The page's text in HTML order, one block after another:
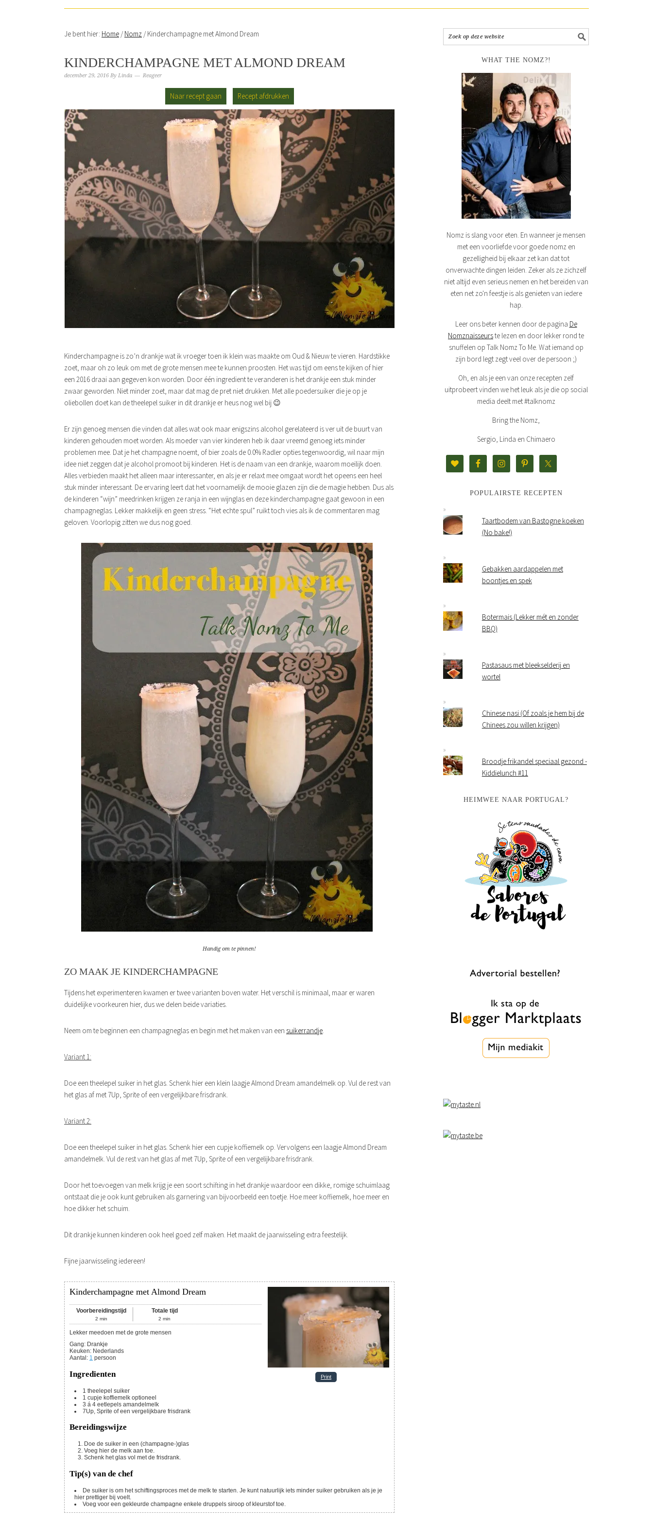
Je bent hier: Home / Nomz /Kinderchampagne met Almond Dream
KINDERCHAMPAGNE MET ALMOND DREAM
december 29, 2016 By Linda Reageer
Naar recept gaan Recept afdrukken
Kinderchampagne is zo’n drankje wat ik vroeger toen ik klein was maakte om Oud & Nieuw te vieren. Hardstikke
zoet, maar oh zo leuk om met de grote mensen mee te kunnen proosten. Het was tijd om eens te kijken of hier
een 2016 draai aan gegeven kon worden. Door één ingredient te veranderen is het drankje een stuk minder
zwaar geworden. Niet minder zoet, maar dat mag de pret niet drukken. Met alle poedersuiker die je op je
oliebollen doet kan de theelepel suiker in dit drankje er heus nog wel bij 😉
Er zijn genoeg mensen die vinden dat alles wat ook maar enigszins alcohol gerelateerd is ver uit de buurt van
kinderen gehouden moet worden. Als moeder van vier kinderen heb ik daar vreemd genoeg iets minder
problemen mee. Dat je het champagne noemt, of bier zoals de 0.0% Radler opties tegenwoordig, wil naar mijn
idee niet zeggen dat je alcohol promoot bij kinderen. Het is de naam van een drankje, waarom moeilijk doen.
Alles verbieden maakt het alleen maar interessanter, en als je er relaxt mee omgaat wordt het opeens een heel
stuk minder interessant. De ervaring leert dat het voornamelijk de mooie glazen zijn die de magie hebben. Dus als
de kinderen “wijn” meedrinken krijgen ze ranja in een wijnglas en deze kinderchampagne gaat gewoon in een
champagneglas. Lekker makkelijk en geen stress. “Het echte spul” ruikt toch vies als ik de commentaren mag
geloven. Voorlopig zitten we dus nog goed.
Handig om te pinnen!
ZO MAAK JE KINDERCHAMPAGNE
Tijdens het experimenteren kwamen er twee varianten boven water. Het verschil is minimaal, maar er waren
duidelijke voorkeuren hier, dus we delen beide variaties.
Neem om te beginnen een champagneglas en begin met het maken van een suikerrandje.
Variant 1:
Doe een theelepel suiker in het glas. Schenk hier een klein laagje Almond Dream amandelmelk op. Vul de rest van
het glas af met 7Up, Sprite of een vergelijkbare frisdrank.
Variant 2:
Doe een theelepel suiker in het glas. Schenk hier een cupje koffiemelk op. Vervolgens een laagje Almond Dream
amandelmelk. Vul de rest van het glas af met 7Up, Sprite of een vergelijkbare frisdrank.
Door het toevoegen van melk krijg je een soort schifting in het drankje waardoor een dikke, romige schuimlaag
ontstaat die je ook kunt gebruiken als garnering van bijvoorbeeld een toetje. Hoe meer koffiemelk, hoe meer en
hoe dikker het schuim.
Dit drankje kunnen kinderen ook heel goed zelf maken. Het maakt de jaarwisseling extra feestelijk.
Fijne jaarwisseling iedereen!
Print
Kinderchampagne met Almond Dream
Voorbereidingstijd
2 min
Totale tijd
2 min
Lekker meedoen met de grote mensen
Gang: Drankje
Keuken: Nederlands
Aantal : 1 persoon
Ingredienten
1 theelepel suiker
1 cupje koffiemelk optioneel
3 á 4 eetlepels amandelmelk
7Up, Sprite of een vergelijkbare frisdrank
Bereidingswijze
Doe de suiker in een (champagne-)glas
Voeg hier de melk aan toe.
Schenk het glas vol met de frisdrank.
Tip(s) van de chef
De suiker is om het schiftingsproces met de melk te starten. Je kunt natuurlijk iets minder suiker gebruiken als je je
hier prettiger bij voelt.
Voeg voor een gekleurde champagne enkele druppels siroop of kleurstof toe.
WHAT THE NOMZ?!
Nomz is slang voor eten. En wanneer je mensen
met een voorliefde voor goede nomz en
gezelligheid bij elkaar zet kan dat tot
onverwachte dingen leiden. Zeker als ze zichzelf
niet altijd even serieus nemen en het bereiden van
eten net zo'n feestje is als genieten van iedere
hap.
Leer ons beter kennen door de pagina De
Nomznaisseurste lezen en door lekker rond te
snuffelen op Talk Nomz To Me. Wat iemand op
zijn bord legt zegt veel over de persoon ;)
Oh, en als je een van onze recepten zelf
uitprobeert vinden we het leuk als je die op social
media deelt met #talknomz
Bring the Nomz,
Sergio, Linda en Chimaero
POPULAIRSTE RECEPTEN
Taartbodem van Bastogne koeken
(No bake!)
Gebakken aardappelen met
boontjes en spek
Botermais (Lekker mét en zonder
BBQ)
Pastasaus met bleekselderij en
wortel
Chinese nasi (Of zoals je hem bij de
Chinees zou willen krijgen)
Broodje frikandel speciaal gezond -
Kiddielunch #11
HEIMWEE NAAR PORTUGAL?